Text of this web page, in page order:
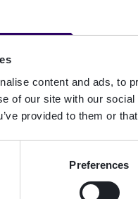
content and ads, to
of our site with our
provided to them or
Preferences
helhetlige og